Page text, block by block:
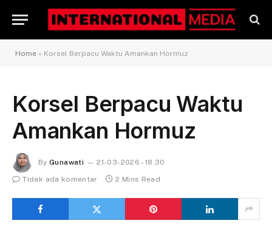
Home » Korsel Berpacu Waktu Amankan Hormuz
Korsel Berpacu Waktu
Amankan Hormuz
By Gunawati
21-03-2026 - 18.30
Tidak ada komentar
2 Mins Read